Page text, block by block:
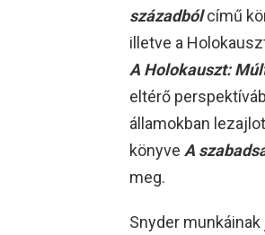
századbólcímű
illetve a
A Holokauszt:
eltérő
államokban
könyve A
meg.
Snyder